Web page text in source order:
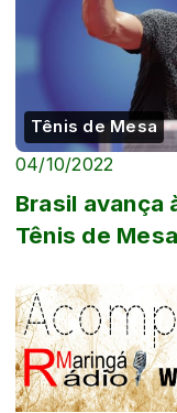
Tênis de Mesa
04/10/2022
Brasil avança
Tênis de Mesa